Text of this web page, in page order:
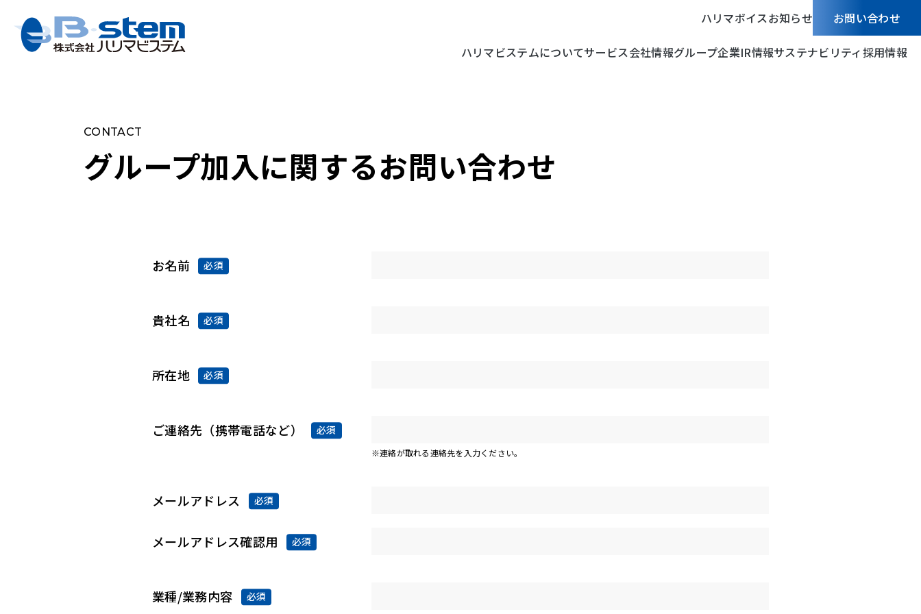
ハリマボイスお知らせ お問い合わせ
ハリマビステムについてサービス会社情報グループ企業IR情報サステナビリティ採用情報
CONTACT
グループ加入に関するお問い合わせ
お名前 必須
貴社名 必須
所在地 必須
ご連絡先（携帯電話など） 必須
※連絡が取れる連絡先を入力ください。
メールアドレス 必須
メールアドレス確認用 必須
業種/業務内容 必須